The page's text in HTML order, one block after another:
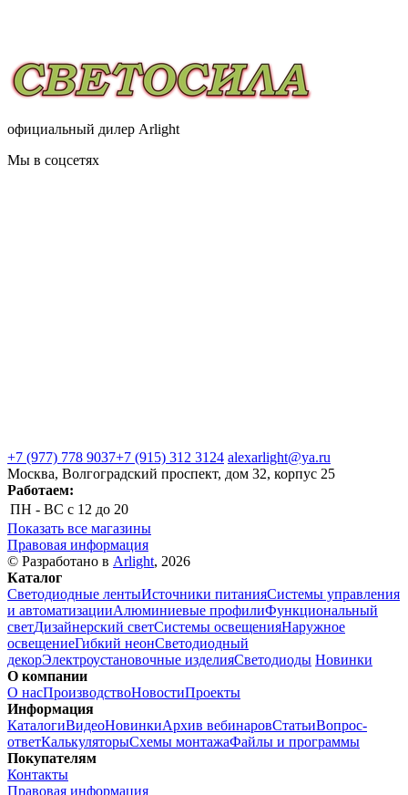
официальный дилер Arlight
Мы в соцсетях
+7 (977) 778 9037+7 (915) 312 3124 alexarlight@ya.ru
Москва, Волгоградский проспект, дом 32, корпус 25
Работаем:
ПН - ВС с 12 до 20
Показать все магазины
Правовая информация
© Разработано в Arlight, 2026
Каталог
Светодиодные лентыИсточники питанияСистемы управления
и автоматизацииАлюминиевые профилиФункциональный
светДизайнерский светСистемы освещенияНаружное
освещениеГибкий неонСветодиодный
декорЭлектроустановочные изделияСветодиоды Новинки
О компании
О насПроизводствоНовостиПроекты
Информация
КаталогиВидеоНовинкиАрхив вебинаровСтатьиВопрос-
ответКалькуляторыСхемы монтажаФайлы и программы
Покупателям
Контакты
Правовая информация